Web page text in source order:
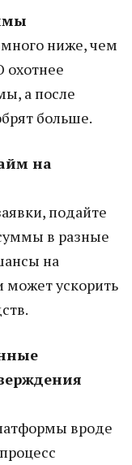
ниже, чем
а после
больше.
на
подайте
в разные
на
может ускорить
вроде